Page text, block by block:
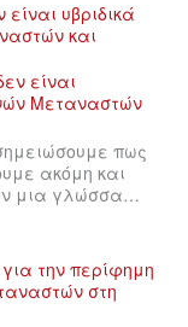
υβριδικά
και
πως
ακόμη και
μια γλώσσα…
την περίφημη
στη